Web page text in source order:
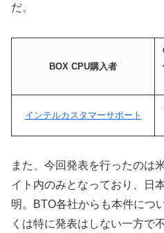
だ。
BOX CPU購入者
インテルカスタマーサポート
また、今回発表を行ったのは
イト内のみとなっており、日
明。BTO各社からも本件につ
くは特に発表はしない一方で